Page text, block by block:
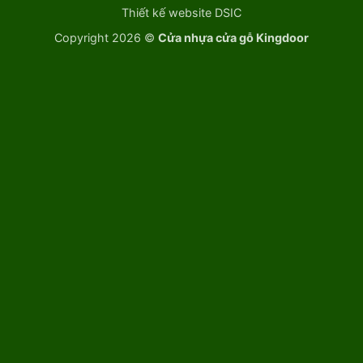
Thiết kế website DSIC
Copyright 2026 © Cửa nhựa cửa gỗ Kingdoor